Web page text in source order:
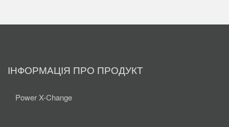
ІНФОРМАЦІЯ ПРО ПРОДУКТ
Power X-Change